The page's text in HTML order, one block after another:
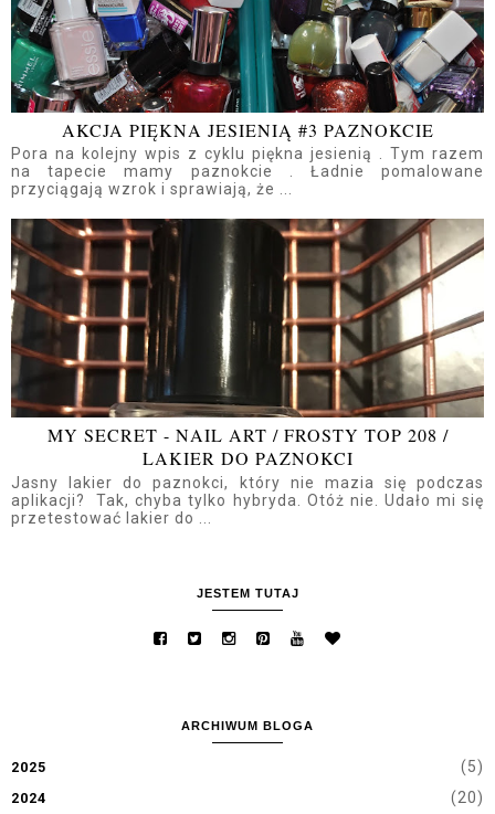
AKCJA PIĘKNA JESIENIĄ #3 PAZNOKCIE
Pora na kolejny wpis z cyklu piękna jesienią . Tym razem
na tapecie mamy paznokcie . Ładnie pomalowane
przyciągają wzrok i sprawiają, że ...
MY SECRET - NAIL ART / FROSTY TOP 208 /
LAKIER DO PAZNOKCI
Jasny lakier do paznokci, który nie mazia się podczas
aplikacji? Tak, chyba tylko hybryda. Otóż nie. Udało mi się
przetestować lakier do ...
JESTEM TUTAJ
ARCHIWUM BLOGA
2025 (5)
2024 (20)